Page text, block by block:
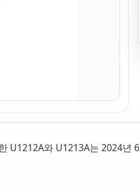
U1212A와 U1213A는 2024년